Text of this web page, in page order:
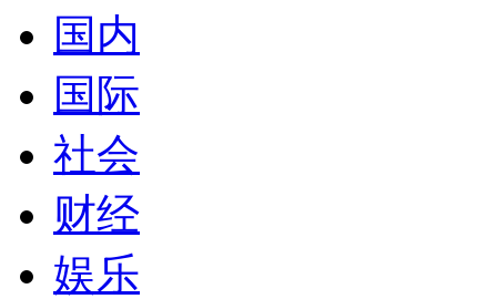
国内
国际
社会
财经
娱乐